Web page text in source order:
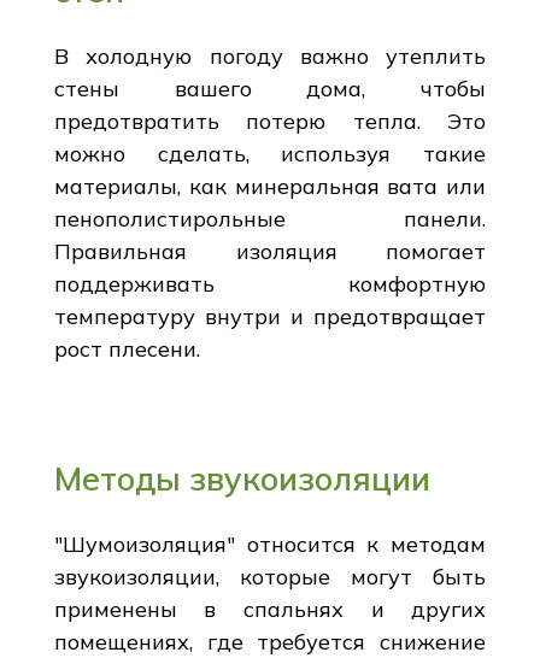
В холодную погоду важно утеплить
стены вашего дома, чтобы
предотвратить потерю тепла. Это
можно сделать, используя такие
материалы, как минеральная вата или
пенополистирольные панели.
Правильная изоляция помогает
поддерживать комфортную
температуру внутри и предотвращает
рост плесени.
Методы звукоизоляции
"Шумоизоляция" относится к методам
звукоизоляции, которые могут быть
применены в спальнях и других
помещениях, где требуется снижение